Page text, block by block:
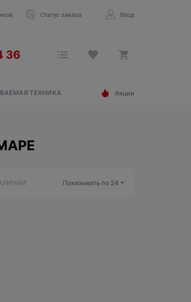
Статус заказа Вход
ТЕХНИКА Акции
Показывать по 24